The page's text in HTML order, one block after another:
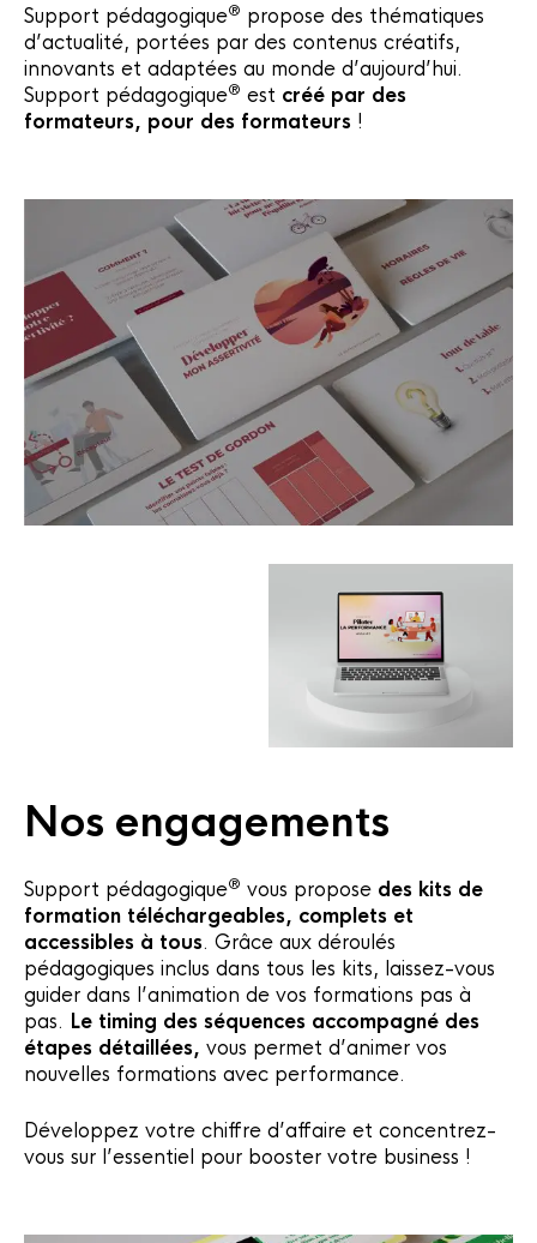
Support pédagogique® propose des thématiques
d’actualité, portées par des contenus créatifs,
innovants et adaptées au monde d’aujourd’hui.
Support pédagogique® est créé par des
formateurs, pour des formateurs !
Nos engagements
Support pédagogique® vous propose des kits de
formation téléchargeables, complets et
accessibles à tous. Grâce aux déroulés
pédagogiques inclus dans tous les kits, laissez-vous
guider dans l’animation de vos formations pas à
pas. Le timing des séquences accompagné des
étapes détaillées, vous permet d’animer vos
nouvelles formations avec performance.
Développez votre chiffre d’affaire et concentrez-
vous sur l’essentiel pour booster votre business !